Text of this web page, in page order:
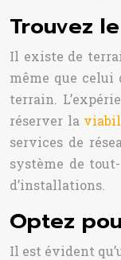
Trouvez
Il existe de
même que celui
terrain.
réserver la
services de
système de
d’installations.
Optez
Il est évident